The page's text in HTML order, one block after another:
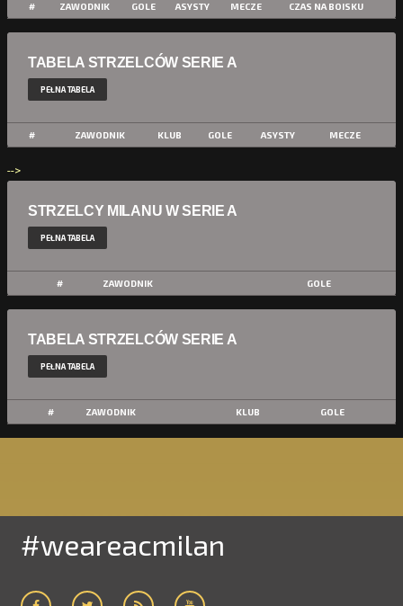
# ZAWODNIK GOLE ASYSTY MECZE CZAS NA BOISKU
TABELA STRZELCÓW SERIE A
PEŁNA TABELA
# ZAWODNIK KLUB GOLE ASYSTY MECZE
-->
STRZELCY MILANU W SERIE A
PEŁNA TABELA
# ZAWODNIK GOLE
TABELA STRZELCÓW SERIE A
PEŁNA TABELA
# ZAWODNIK KLUB GOLE
#weareacmilan